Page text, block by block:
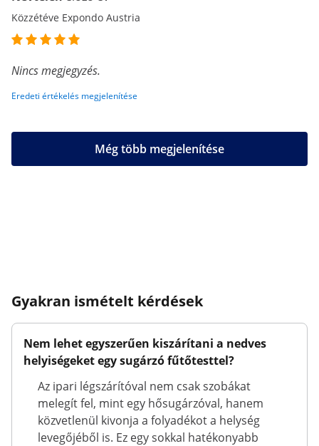
Közzétéve Expondo Austria
Nincs megjegyzés.
Eredeti értékelés megjelenítése
Még több megjelenítése
Gyakran ismételt kérdések
Nem lehet egyszerűen kiszárítani a nedves
helyiségeket egy sugárzó fűtőtesttel?
Az ipari légszárítóval nem csak szobákat
melegít fel, mint egy hősugárzóval, hanem
közvetlenül kivonja a folyadékot a helység
levegőjéből is. Ez egy sokkal hatékonyabb